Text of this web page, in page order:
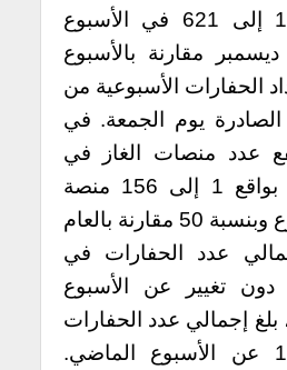
المتحدة بمقدار 1 إلى 621 في الأسبوع
المنتهي في 30 ديسمبر مقارنة بالأسبوع
الحفارات الأسبوعية من
يوم الجمعة. في
عدد منصات الغاز في
الولايات المتحدة بواقع 1 إلى 156 منصة
خلال نفس الأسبوع وبنسبة 50 مقارنة بالعام
عدد الحفارات في
الآن 779، دون تغيير عن الأسبوع
بلغ إجمالي عدد الحفارات
84، بانخفاض 12 عن الأسبوع الماضي.